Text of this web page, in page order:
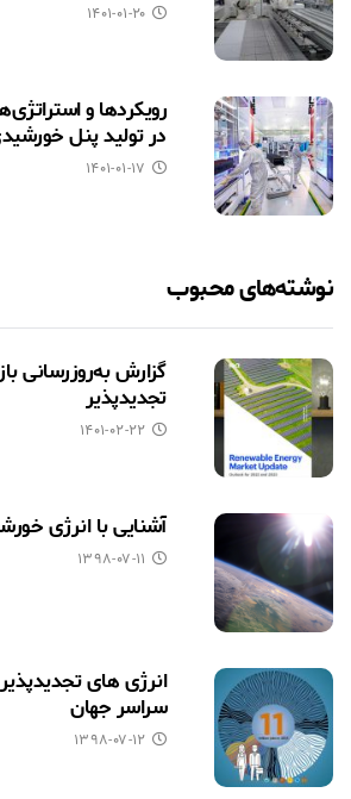
۱۴۰۱-۰۱-۲۰
رویکردها و
در تولید پنل
۱۴۰۱-۰۱-۱۷
نوشته‌های محبوب
گزارش به‌روزرسانی
تجدیدپذیر
۱۴۰۱-۰۲-۲۲
آشنایی با انرژی
۱۳۹۸-۰۷-۱۱
انرژی های
سراسر جهان
۱۳۹۸-۰۷-۱۲